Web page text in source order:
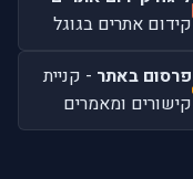
קידום אתרים בגוגל
פרסום באתר - קניית
קישורים ומאמרים